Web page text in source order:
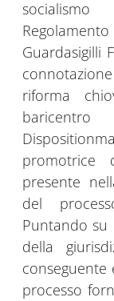
Guardasigilli
riforma
promotrice
presente
del
Puntando su
della
conseguente
processo